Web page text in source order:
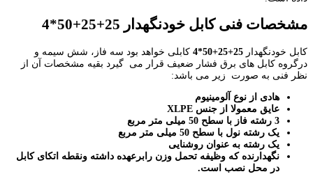
مشخصات فنی کابل خودنگهدار 25+25+50*4
کابل خودنگهدار 25+25+50*4
کابلی خواهد بود سه فاز، شش سیمه و
درگروه کابل های برق فشار ضعیف قرار می گیرد بقیه مشخصات آن از
نظر فنی به صورت زیر می باشد:
هادی از نوع آلومینیوم
عایق معمولا از جنس XLPE
3 رشته فاز با سطح 50 میلی متر مربع
یک رشته نول با سطح 50 میلی متر مربع
یک رشته به عنوان روشنایی
نگهدارنده که وظیفه تحمل وزن رابرعهده داشته ونقطه اتکای کابل
در محل نصب است.